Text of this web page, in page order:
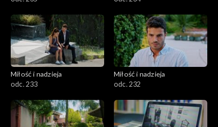
Miłość i nadzieja
odc. 233
Miłość i nadzieja
odc. 232